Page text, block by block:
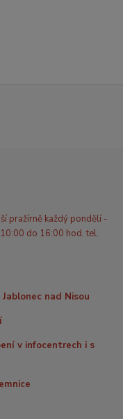
pražírně každý pondělí -
do 16:00 hod. tel.
nad Nisou
v infocentrech i s